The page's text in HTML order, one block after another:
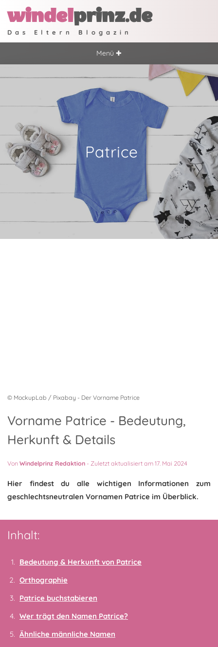
windelprinz.de
Das Eltern Blogazin
Menü ✚
Patrice
© MockupLab / Pixabay - Der Vorname Patrice
Vorname Patrice - Bedeutung,
Herkunft & Details
VonWindelprinz Redaktion - Zuletzt aktualisiert am 17. Mai 2024
Hier findest du alle wichtigen Informationen zum
geschlechtsneutralen Vornamen Patrice im Überblick.
Inhalt:
Bedeutung & Herkunft von Patrice
Orthographie
Patrice buchstabieren
Wer trägt den Namen Patrice?
Ähnliche männliche Namen